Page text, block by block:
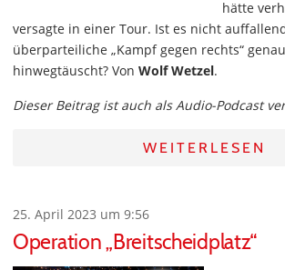
hätte
versagte in einer Tour. Ist es nicht
überparteiliche „Kampf gegen rechts“
hinwegtäuscht? Von Wolf Wetzel.
Dieser Beitrag ist auch als Audio-Podcast
WEITERLESEN
25. April 2023 um 9:56
Operation „Breitscheidplatz“